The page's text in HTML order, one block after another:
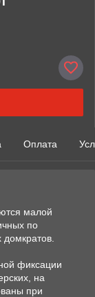
Оплата
малой
по
фиксации
на
при